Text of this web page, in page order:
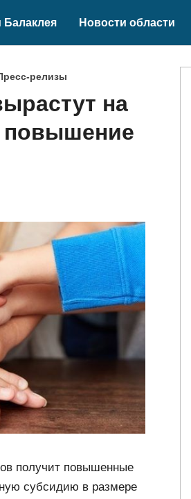
Балаклея Новости области
релизы
на
повышение
получит повышенные
субсидию в размере